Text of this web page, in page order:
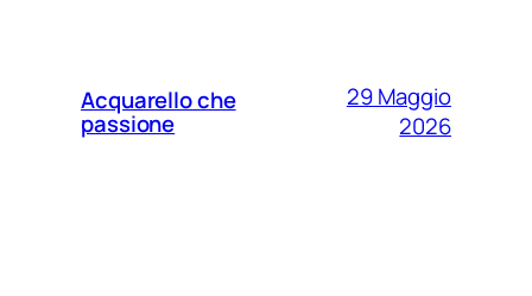
Acquarello che
passione
29 Maggio
2026